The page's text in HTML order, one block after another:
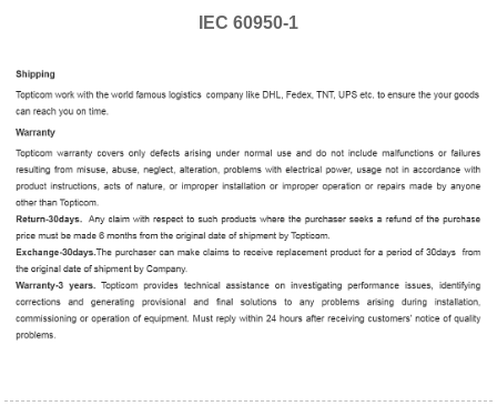
IEC 60950-1